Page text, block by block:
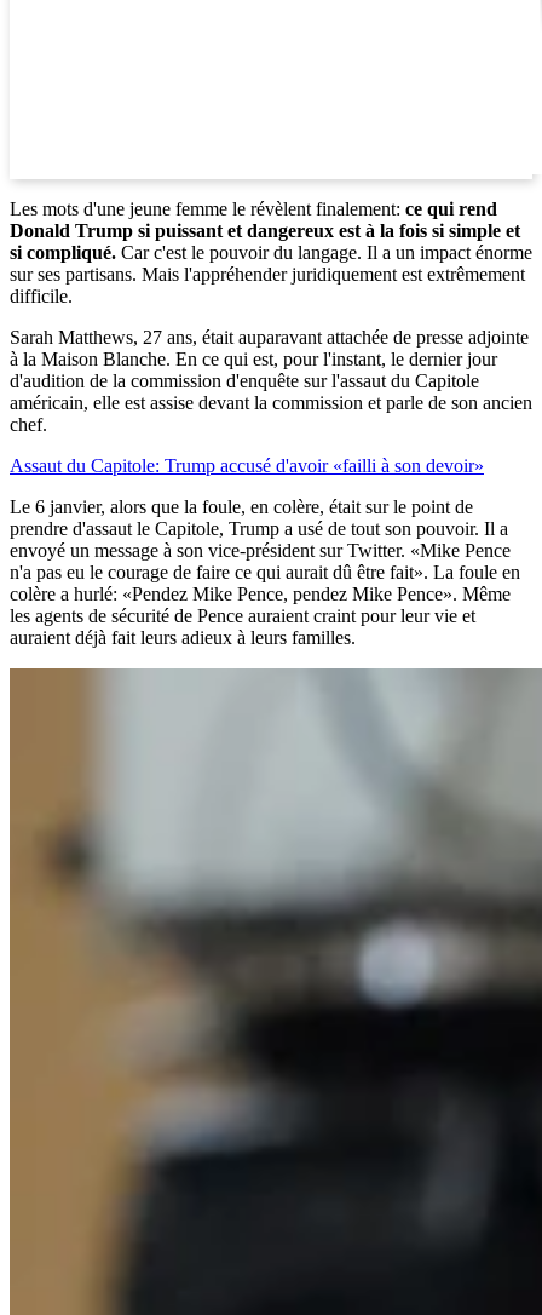
Les mots d'une jeune femme le révèlent finalement: ce qui rend
Donald Trump si puissant et dangereux est à la fois si simple et
si compliqué. Car c'est le pouvoir du langage. Il a un impact énorme
sur ses partisans. Mais l'appréhender juridiquement est extrêmement
difficile.
Sarah Matthews, 27 ans, était auparavant attachée de presse adjointe
à la Maison Blanche. En ce qui est, pour l'instant, le dernier jour
d'audition de la commission d'enquête sur l'assaut du Capitole
américain, elle est assise devant la commission et parle de son ancien
chef.
Assaut du Capitole: Trump accusé d'avoir «failli à son devoir»
Le 6 janvier, alors que la foule, en colère, était sur le point de
prendre d'assaut le Capitole, Trump a usé de tout son pouvoir. Il a
envoyé un message à son vice-président sur Twitter. «Mike Pence
n'a pas eu le courage de faire ce qui aurait dû être fait». La foule en
colère a hurlé: «Pendez Mike Pence, pendez Mike Pence». Même
les agents de sécurité de Pence auraient craint pour leur vie et
auraient déjà fait leurs adieux à leurs familles.